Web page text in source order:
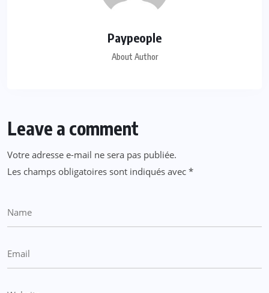
Paypeople
About Author
Leave a comment
Votre adresse e-mail ne sera pas publiée.
Les champs obligatoires sont indiqués avec *